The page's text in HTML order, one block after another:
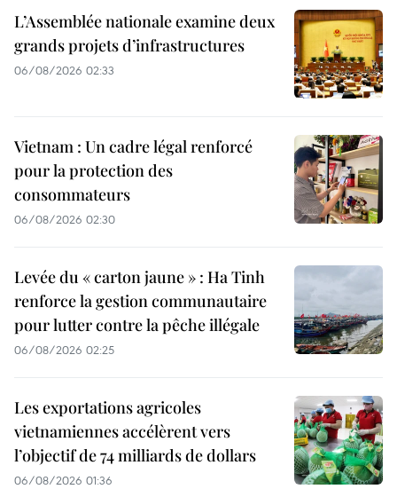
L’Assemblée nationale examine deux
grands projets d’infrastructures
06/08/2026 02:33
Vietnam : Un cadre légal renforcé
pour la protection des
consommateurs
06/08/2026 02:30
Levée du « carton jaune » : Ha Tinh
renforce la gestion communautaire
pour lutter contre la pêche illégale
06/08/2026 02:25
Les exportations agricoles
vietnamiennes accélèrent vers
l’objectif de 74 milliards de dollars
06/08/2026 01:36